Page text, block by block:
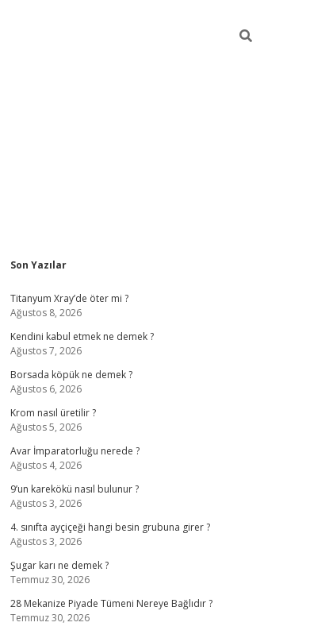
Sidebar
Son Yazılar
Titanyum Xray’de öter mi ?
Ağustos 8, 2026
Kendini kabul etmek ne demek ?
Ağustos 7, 2026
Borsada köpük ne demek ?
Ağustos 6, 2026
Krom nasıl üretilir ?
Ağustos 5, 2026
Avar İmparatorluğu nerede ?
Ağustos 4, 2026
9’un karekökü nasıl bulunur ?
Ağustos 3, 2026
4. sınıfta ayçiçeği hangi besin grubuna girer ?
Ağustos 3, 2026
Şugar karı ne demek ?
Temmuz 30, 2026
28 Mekanize Piyade Tümeni Nereye Bağlıdır ?
Temmuz 30, 2026
hiltonbet giriş